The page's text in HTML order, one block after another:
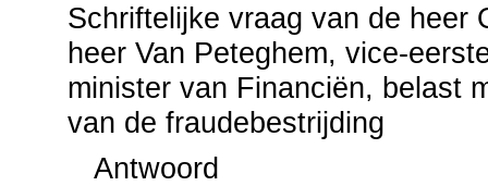
Schriftelijke vraag van de heer
heer Van Peteghem, vice-
minister van Financiën, belast
van de fraudebestrijding
Antwoord